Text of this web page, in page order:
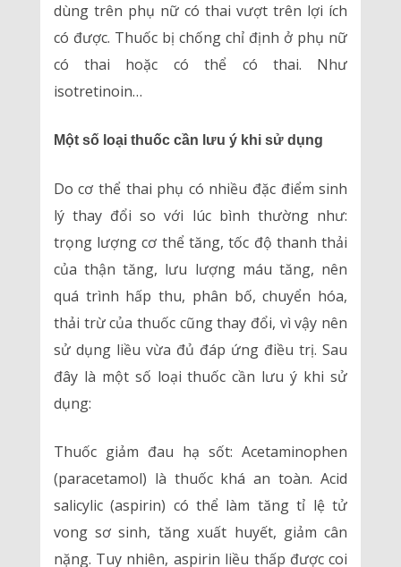
dùng trên phụ nữ có thai vượt trên lợi ích
có được. Thuốc bị chống chỉ định ở phụ nữ
có thai hoặc có thể có thai. Như
isotretinoin…
Một số loại thuốc cần lưu ý khi sử dụng
Do cơ thể thai phụ có nhiều đặc điểm sinh
lý thay đổi so với lúc bình thường như:
trọng lượng cơ thể tăng, tốc độ thanh thải
của thận tăng, lưu lượng máu tăng, nên
quá trình hấp thu, phân bố, chuyển hóa,
thải trừ của thuốc cũng thay đổi, vì vậy nên
sử dụng liều vừa đủ đáp ứng điều trị. Sau
đây là một số loại thuốc cần lưu ý khi sử
dụng:
Thuốc giảm đau hạ sốt: Acetaminophen
(paracetamol) là thuốc khá an toàn. Acid
salicylic (aspirin) có thể làm tăng tỉ lệ tử
vong sơ sinh, tăng xuất huyết, giảm cân
nặng. Tuy nhiên, aspirin liều thấp được coi